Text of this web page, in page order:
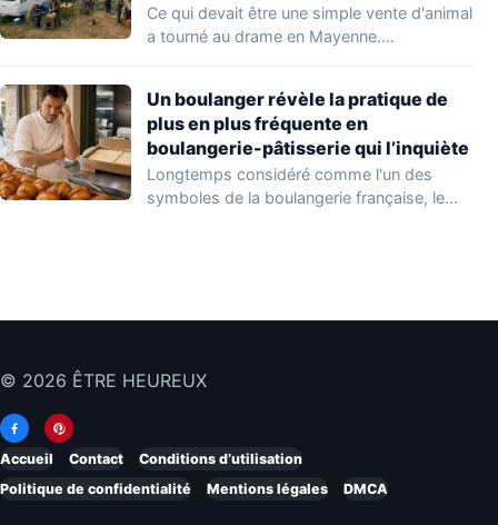
Ce qui devait être une simple vente d'animal
a tourné au drame en Mayenne.…
Un boulanger révèle la pratique de
plus en plus fréquente en
boulangerie-pâtisserie qui l’inquiète
Longtemps considéré comme l'un des
symboles de la boulangerie française, le
© 2026 ÊTRE HEUREUX
Accueil Contact
Conditions d’utilisation
Politique de confidentialité
Mentions légales DMCA